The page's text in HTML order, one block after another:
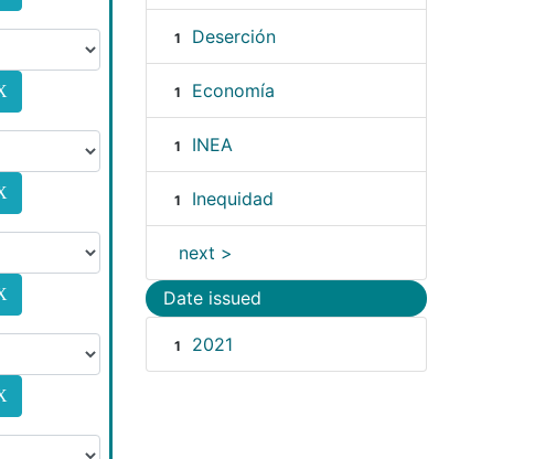
1 Deserción
1 Economía
1 INEA
1 Inequidad
next >
Date issued
1 2021